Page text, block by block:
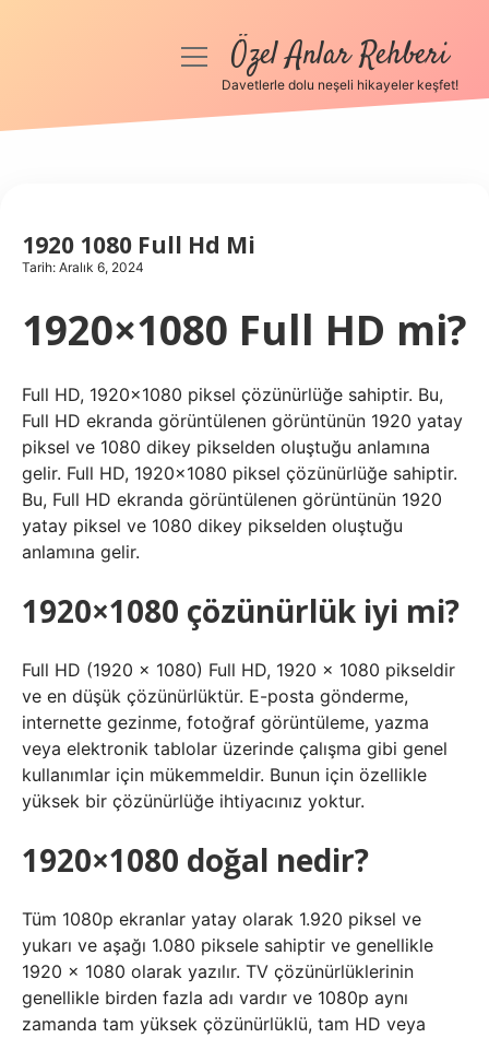
Anasayfa
Hakkımızda
menüyüÖzel Anlar Rehberi
Davetlerle dolu neşeli hikayeler keşfet!
1920 1080 Full Hd Mi
Tarih: Aralık 6, 2024
1920×1080 Full HD mi?
Full HD, 1920×1080 piksel çözünürlüğe sahiptir. Bu,
Full HD ekranda görüntülenen görüntünün 1920 yatay
piksel ve 1080 dikey pikselden oluştuğu anlamına
gelir. Full HD, 1920×1080 piksel çözünürlüğe sahiptir.
Bu, Full HD ekranda görüntülenen görüntünün 1920
yatay piksel ve 1080 dikey pikselden oluştuğu
anlamına gelir.
1920×1080 çözünürlük iyi mi?
Full HD (1920 x 1080) Full HD, 1920 x 1080 pikseldir
ve en düşük çözünürlüktür. E-posta gönderme,
internette gezinme, fotoğraf görüntüleme, yazma
veya elektronik tablolar üzerinde çalışma gibi genel
kullanımlar için mükemmeldir. Bunun için özellikle
yüksek bir çözünürlüğe ihtiyacınız yoktur.
1920×1080 doğal nedir?
Tüm 1080p ekranlar yatay olarak 1.920 piksel ve
yukarı ve aşağı 1.080 piksele sahiptir ve genellikle
1920 x 1080 olarak yazılır. TV çözünürlüklerinin
genellikle birden fazla adı vardır ve 1080p aynı
zamanda tam yüksek çözünürlüklü, tam HD veya